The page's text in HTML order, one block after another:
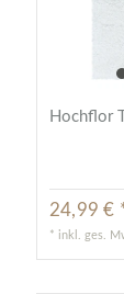
Hochflor
24,99 €
* inkl. ges.